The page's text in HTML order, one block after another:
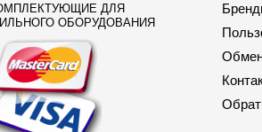
ДЛЯ
ОБОРУДОВАНИЯ